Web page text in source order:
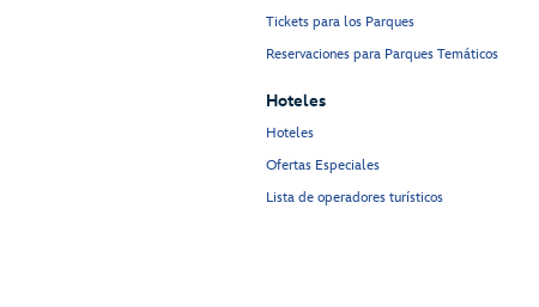
Tickets para los Parques
Reservaciones para Parques Temáticos
Hoteles
Hoteles
Ofertas Especiales
Lista de operadores turísticos